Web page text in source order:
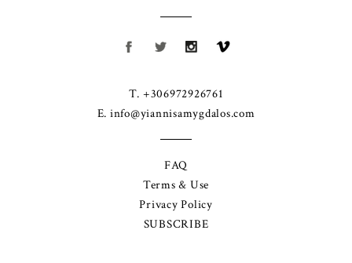
T. +306972926761
E. info@yiannisamygdalos.com
FAQ
Terms & Use
Privacy Policy
SUBSCRIBE